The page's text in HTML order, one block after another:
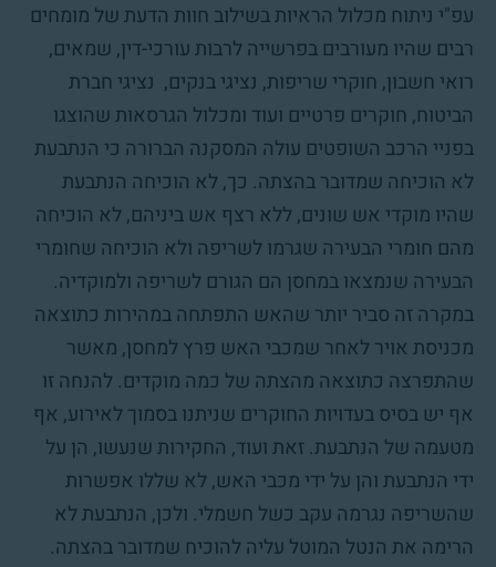
עפ"י ניתוח מכלול הראיות בשילוב חוות הדעת של מומחים
רבים שהיו מעורבים בפרשייה לרבות עורכי-דין, שמאים,
רואי חשבון, חוקרי שריפות, נציגי בנקים, נציגי חברת
הביטוח, חוקרים פרטיים ועוד ומכלול הגרסאות שהוצגו
בפניי הרכב השופטים עולה המסקנה הברורה כי הנתבעת
לא הוכיחה שמדובר בהצתה. כך, לא הוכיחה הנתבעת
שהיו מוקדי אש שונים, ללא רצף אש ביניהם, לא הוכיחה
מהם חומרי הבעירה שגרמו לשריפה ולא הוכיחה שחומרי
הבעירה שנמצאו במחסן הם הגורם לשריפה ולמוקדיה.
במקרה זה סביר יותר שהאש התפתחה במהירות כתוצאה
מכניסת אויר לאחר שמכבי האש פרץ למחסן, מאשר
שהתפרצה כתוצאה מהצתה של כמה מוקדים. להנחה זו
אף יש בסיס בעדויות החוקרים שניתנו בסמוך לאירוע, אף
מטעמה של הנתבעת. זאת ועוד, החקירות שנעשו, הן על
ידי הנתבעת והן על ידי מכבי האש, לא שללו אפשרות
שהשריפה נגרמה עקב כשל חשמלי. ולכן, הנתבעת לא
הרימה את הנטל המוטל עליה להוכיח שמדובר בהצתה.